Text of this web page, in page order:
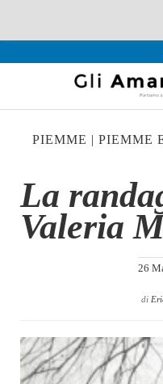
Recensioni
Interviste & Incontri
Bandi
Chi siamo
Contatti
Chi siamo
PIEMME | PIEMME
La
Valeria
26
di